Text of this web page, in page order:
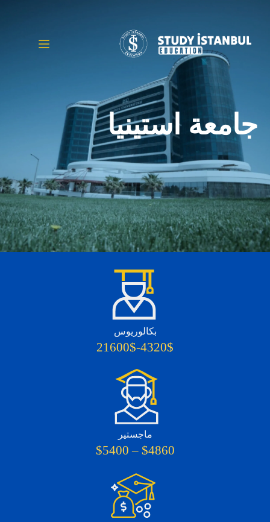
جامعة استينيا
بكالوريوس
4320$-21600$
ماجستير
$4860 – $5400